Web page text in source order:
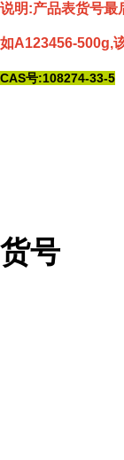
说明:产品表货号最
如A123456-500g,
CAS号:108274-33-5
货号